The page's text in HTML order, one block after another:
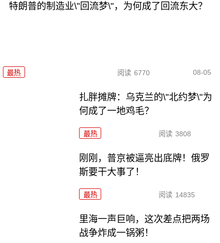
特朗普的制造业\"回流梦\"，为何成了回流东大？
最热 阅读 6770 08-05
扎胖摊牌：乌克兰的\"北约梦\"为
何成了一地鸡毛？
最热 阅读 3808
刚刚，普京被逼亮出底牌！俄罗
斯要干大事了！
最热 阅读 14835
里海一声巨响，这次差点把两场
战争炸成一锅粥！